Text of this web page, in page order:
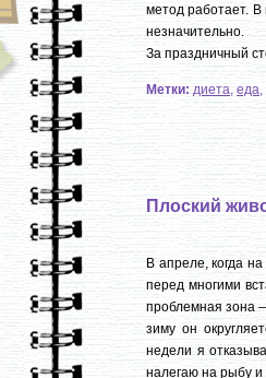
метод работает.
незначительно.
За праздничный
Метки: диета, еда,
Плоский
В апреле, когда
перед многими
проблемная зона
зиму он
недели я
налегаю на рыбу и